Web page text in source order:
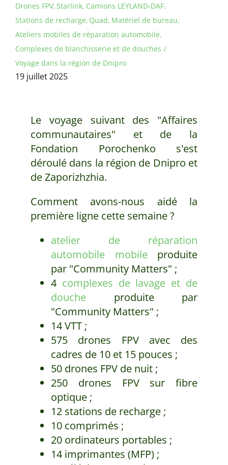
Drones FPV Starlink Camions LEYLAND-DAF
Stations de recharge Quad Matériel de bureau
Ateliers mobiles de réparation automobile
Complexes de blanchisserie et de douches
Voyage dans la région de Dnipro
19 juillet 2025
Le voyage suivant des "Affaires
communautaires" et de la
Fondation Porochenko s'est
déroulé dans la région de Dnipro et
de Zaporizhzhia.
Comment avons-nous aidé la
première ligne cette semaine ?
atelier de réparation
automobile mobileproduite
par "Community Matters" ;
4 complexes de lavage et de
doucheproduite par
"Community Matters" ;
14 VTT ;
575 drones FPV avec des
cadres de 10 et 15 pouces ;
50 drones FPV de nuit ;
250 drones FPV sur fibre
optique ;
12 stations de recharge ;
10 comprimés ;
20 ordinateurs portables ;
14 imprimantes (MFP) ;